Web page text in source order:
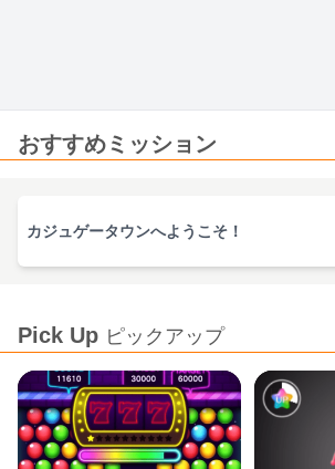
おすすめミッション
カジュゲータウンへようこそ！
Pick Up ピックアップ